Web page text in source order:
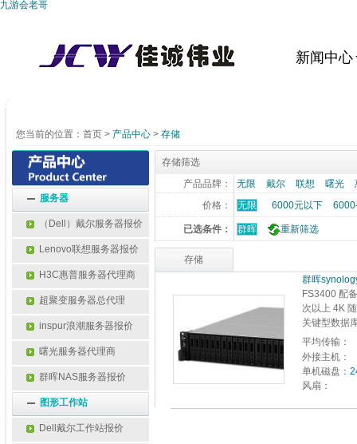
九游会老哥
新闻中心
您当前的位置： 首页 > 产品中心 > 存储
服务器
（Dell）戴尔服务器报价
Lenovo联想服务器报价
H3C惠普服务器代理商
超聚变服务器总代理
inspur浪潮服务器报价
曙光服务器代理商
群晖NAS服务器报价
图形工作站
Dell戴尔工作站报价
存储筛选
产品品牌：
无限 戴尔 联想 曙光
价格：
无限 6000元以下
已选条件： 群晖 重新筛选
存储
群晖synology
FS3400 配
次以上 4K
关键型数据
平均传输：
外接主机：
单机磁盘：
风扇：